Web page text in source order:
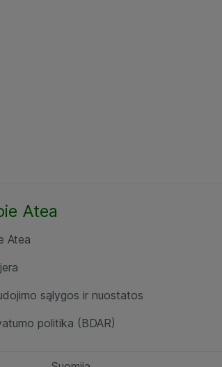
Atea
Atea
sąlygos ir nuostatos
politika (BDAR)